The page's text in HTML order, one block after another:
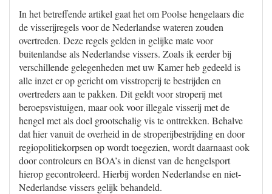
In het betreffende artikel gaat het om Poolse hengelaars die
de visserijregels voor de Nederlandse wateren zouden
overtreden. Deze regels gelden in gelijke mate voor
buitenlandse als Nederlandse vissers. Zoals ik eerder bij
verschillende gelegenheden met uw Kamer heb gedeeld is
alle inzet er op gericht om visstroperij te bestrijden en
overtreders aan te pakken. Dit geldt voor stroperij met
beroepsvistuigen, maar ook voor illegale visserij met de
hengel met als doel grootschalig vis te onttrekken. Behalve
dat hier vanuit de overheid in de stroperijbestrijding en door
regiopolitiekorpsen op wordt toegezien, wordt daarnaast ook
door controleurs en BOA’s in dienst van de hengelsport
hierop gecontroleerd. Hierbij worden Nederlandse en niet-
Nederlandse vissers gelijk behandeld.